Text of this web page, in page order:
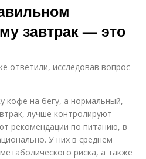
завтрак — это
ответили, исследовав вопрос
кофе на бегу, а нормальный,
лучше контролируют
рекомендации по питанию, в
У них в среднем
риска, а также